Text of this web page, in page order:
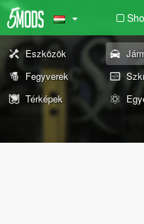
Eszközök
Fegyverek
Térképek